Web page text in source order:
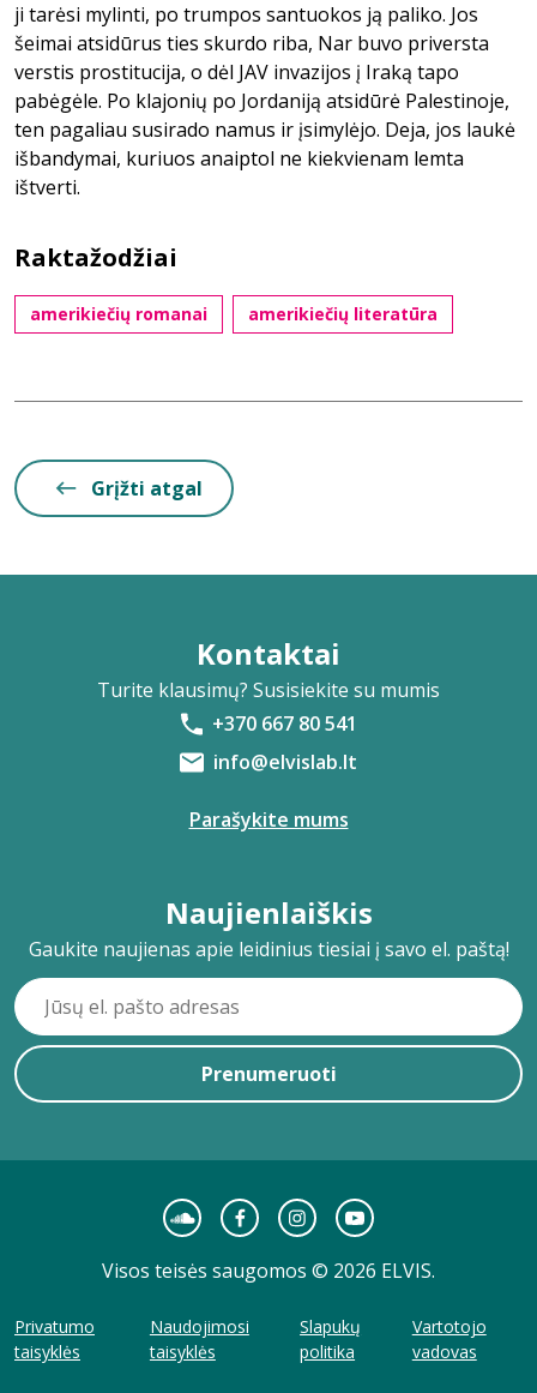
ji tarėsi mylinti, po trumpos santuokos ją paliko. Jos
šeimai atsidūrus ties skurdo riba, Nar buvo priversta
verstis prostitucija, o dėl JAV invazijos į Iraką tapo
pabėgėle. Po klajonių po Jordaniją atsidūrė Palestinoje,
ten pagaliau susirado namus ir įsimylėjo. Deja, jos laukė
išbandymai, kuriuos anaiptol ne kiekvienam lemta
ištverti.
Raktažodžiai
amerikiečių romanai amerikiečių literatūra
Grįžti atgal
Kontaktai
Turite klausimų? Susisiekite su mumis
+370 667 80 541
info@elvislab.lt
Parašykite mums
Naujienlaiškis
Gaukite naujienas apie leidinius tiesiai į savo el. paštą!
Prenumeruoti
Visos teisės saugomos © 2026 ELVIS.
Privatumo
taisyklės
Naudojimosi
taisyklės
Slapukų
politika
Vartotojo
vadovas